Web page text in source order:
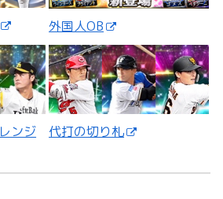
外国人OB
ンジ
代打の切り札